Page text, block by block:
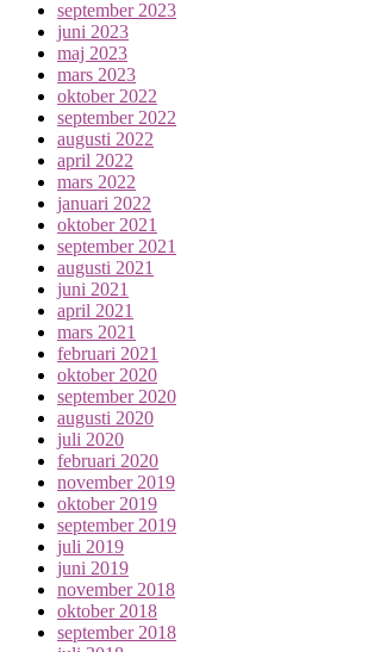
september 2023
juni 2023
maj 2023
mars 2023
oktober 2022
september 2022
augusti 2022
april 2022
mars 2022
januari 2022
oktober 2021
september 2021
augusti 2021
juni 2021
april 2021
mars 2021
februari 2021
oktober 2020
september 2020
augusti 2020
juli 2020
februari 2020
november 2019
oktober 2019
september 2019
juli 2019
juni 2019
november 2018
oktober 2018
september 2018